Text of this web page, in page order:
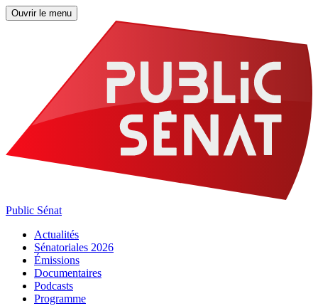
Ouvrir le menu
Public Sénat
Actualités
Sénatoriales 2026
Émissions
Documentaires
Podcasts
Programme